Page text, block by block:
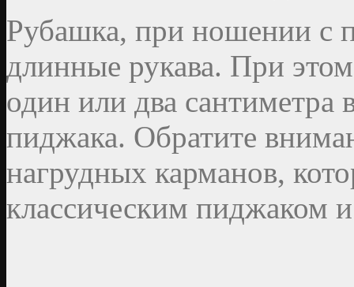
Рубашка, при ношении с
длинные рукава. При
один или два сантиметра
пиджака. Обратите
нагрудных карманов,
классическим пиджаком